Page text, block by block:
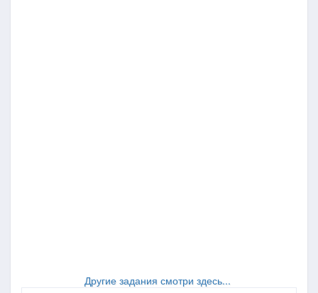
Другие задания смотри здесь...